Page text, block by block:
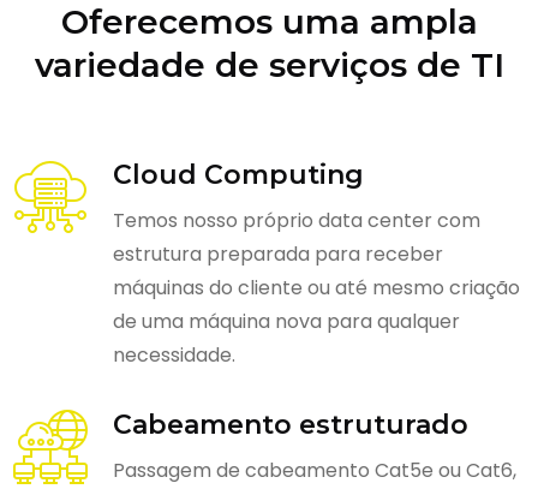
Oferecemos uma ampla
variedade de serviços de TI
Cloud Computing
Temos nosso próprio data center com
estrutura preparada para receber
máquinas do cliente ou até mesmo criação
de uma máquina nova para qualquer
necessidade.
Cabeamento estruturado
Passagem de cabeamento Cat5e ou Cat6,